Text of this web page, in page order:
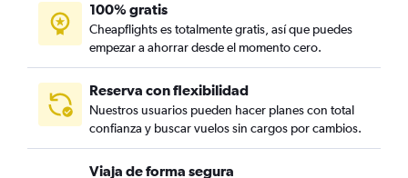
100% gratis
Cheapflights es totalmente gratis, así que puedes
empezar a ahorrar desde el momento cero.
Reserva con flexibilidad
Nuestros usuarios pueden hacer planes con total
confianza y buscar vuelos sin cargos por cambios.
Viaja de forma segura